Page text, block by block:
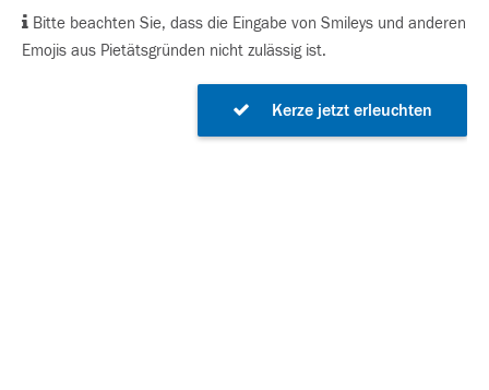
Bitte beachten Sie, dass die Eingabe von Smileys und anderen
Emojis aus Pietätsgründen nicht zulässig ist.
Kerze jetzt erleuchten